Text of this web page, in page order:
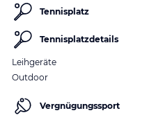
Tennisplatz
Tennisplatzdetails
Leihgeräte
Outdoor
Vergnügungssport